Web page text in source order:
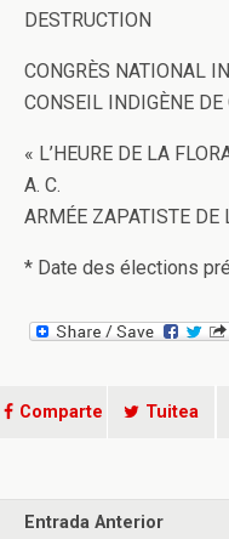
DESTRUCTION
CONGRÈS NATIONAL
CONSEIL INDIGÈNE DE
« L’HEURE DE LA
A. C.
ARMÉE ZAPATISTE DE
* Date des élections
Comparte Tuitea
Entrada Anterior